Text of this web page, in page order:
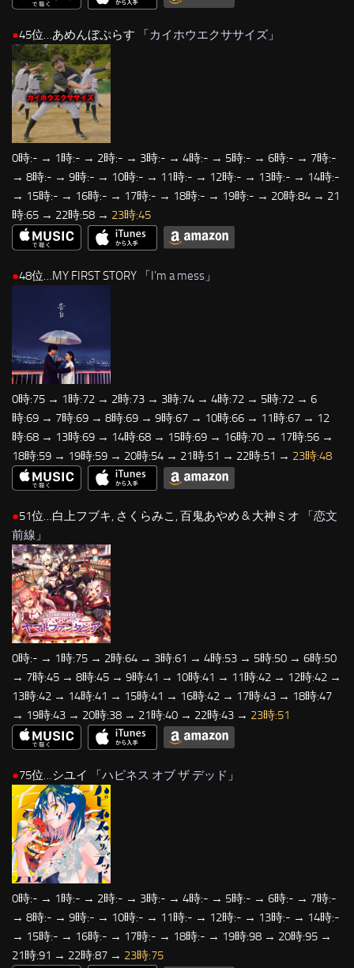
●45位…あめんぼぷらす 「 カイホウエクササイズ 」
0時:- → 1時:- → 2時:- → 3時:- → 4時:- → 5時:- → 6時:- → 7時:-
→ 8時:- → 9時:- → 10時:- → 11時:- → 12時:- → 13時:- → 14時:-
→ 15時:- → 16時:- → 17時:- → 18時:- → 19時:- → 20時:84 → 21
時:65 → 22時:58 → 23時:45
●48位…MY FIRST STORY 「I’m a mess 」
0時:75 → 1時:72 → 2時:73 → 3時:74 → 4時:72 → 5時:72 → 6
時:69 → 7時:69 → 8時:69 → 9時:67 → 10時:66 → 11時:67 → 12
時:68 → 13時:69 → 14時:68 → 15時:69 → 16時:70 → 17時:56 →
18時:59 → 19時:59 → 20時:54 → 21時:51 → 22時:51 → 23時:48
●51位…白上フブキ, さくらみこ, 百鬼あやめ & 大神ミオ 「恋文
前線 」
0時:- → 1時:75 → 2時:64 → 3時:61 → 4時:53 → 5時:50 → 6時:50
→ 7時:45 → 8時:45 → 9時:41 → 10時:41 → 11時:42 → 12時:42 →
13時:42 → 14時:41 → 15時:41 → 16時:42 → 17時:43 → 18時:47
→ 19時:43 → 20時:38 → 21時:40 → 22時:43 → 23時:51
●75位…シユイ 「ハピネス オブ ザ デッド 」
0時:- → 1時:- → 2時:- → 3時:- → 4時:- → 5時:- → 6時:- → 7時:-
→ 8時:- → 9時:- → 10時:- → 11時:- → 12時:- → 13時:- → 14時:-
→ 15時:- → 16時:- → 17時:- → 18時:- → 19時:98 → 20時:95 →
21時:91 → 22時:87 → 23時:75